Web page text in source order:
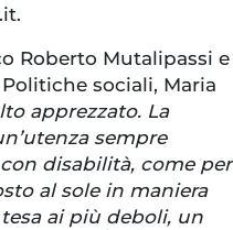
Roberto Mutalipassi e
sociali, Maria
apprezzato. La
sempre
disabilità, come per
al sole in maniera
ai più deboli, un